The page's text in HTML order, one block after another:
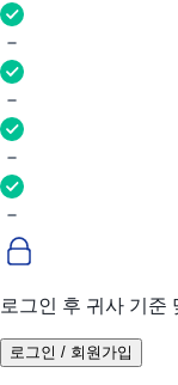
로그인 후 귀사 기준
로그인 / 회원가입